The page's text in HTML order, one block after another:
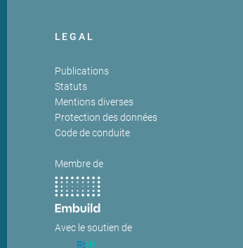
LEGAL
Publications
Statuts
Mentions diverses
Protection des données
Code de conduite
Membre de
Avec le soutien de